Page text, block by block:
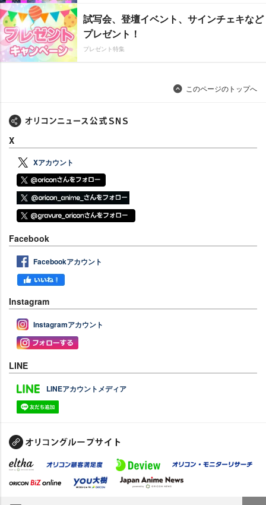
試写会、登壇イベント、サインチェキなど
プレゼント！
プレゼント特集
このページのトップへ
X
Xアカウント
Facebook
Facebookアカウント
Instagram
Instagramアカウント
LINE
LINEアカウントメディア